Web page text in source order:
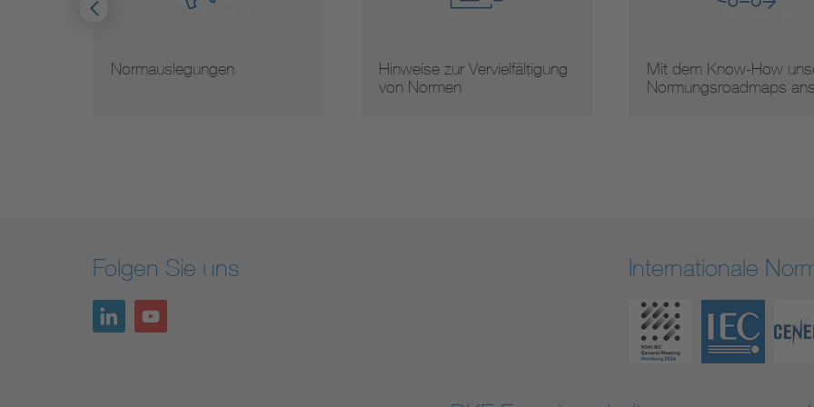
Normauslegungen
Hinweise zur Vervielfältigung
von Normen
Mit dem Know-How
Normungsroadmaps
Folgen Sie uns Internationale